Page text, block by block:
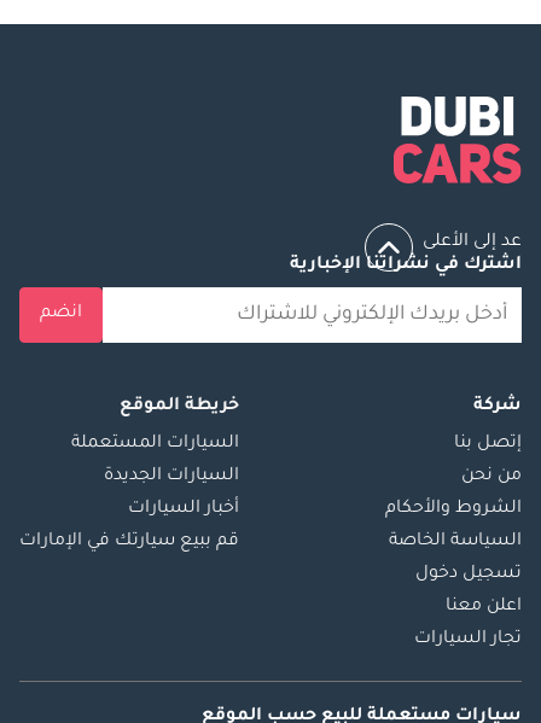
عد إلى الأعلى
اشترك في نشراتنا الإخبارية
انضم
شركة
إتصل بنا
من نحن
الشروط والأحكام
السياسة الخاصة
تسجيل دخول
اعلن معنا
تجار السيارات
خريطة الموقع
السيارات المستعملة
السيارات الجديدة
أخبار السيارات
قم ببيع سيارتك في الإمارات
سيارات مستعملة للبيع حسب الموقع